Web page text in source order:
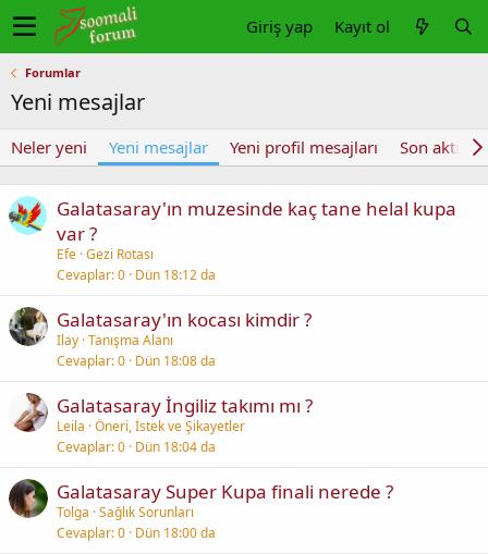
Giriş yap Kayıt ol
Forumlar
Yeni mesajlar
Neler yeni Yeni mesajlar Yeni profil mesajları Son aktivite
Galatasaray'ın muzesinde kaç tane helal kupa
var ?
Efe Gezi Rotası
Cevaplar 0 Dün 18:12 da
Galatasaray'ın kocası kimdir ?
Ilay Tanışma Alanı
Cevaplar 0 Dün 18:08 da
Galatasaray İngiliz takımı mı ?
Leila Öneri, İstek ve Şikayetler
Cevaplar 0 Dün 18:04 da
Galatasaray Super Kupa finali nerede ?
Tolga Sağlık Sorunları
Cevaplar 0 Dün 18:00 da